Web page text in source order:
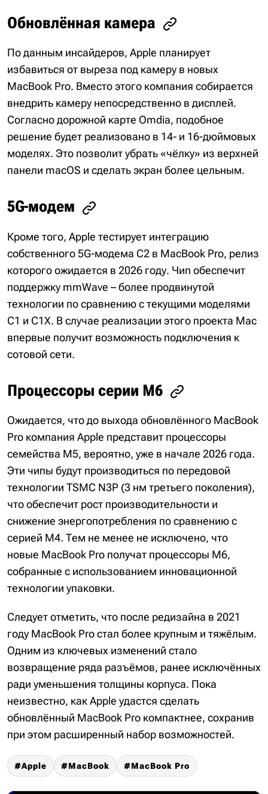
Обновлённая камера
По данным инсайдеров, Apple планирует
избавиться от выреза под камеру в новых
MacBook Pro. Вместо этого компания собирается
внедрить камеру непосредственно в дисплей.
Согласно дорожной карте Omdia, подобное
решение будет реализовано в 14- и 16-дюймовых
моделях. Это позволит убрать «чёлку» из верхней
панели macOS и сделать экран более цельным.
5G-модем
Кроме того, Apple тестирует интеграцию
собственного 5G-модема C2 в MacBook Pro, релиз
которого ожидается в 2026 году. Чип обеспечит
поддержку mmWave – более продвинутой
технологии по сравнению с текущими моделями
C1 и C1X. В случае реализации этого проекта Mac
впервые получит возможность подключения к
сотовой сети.
Процессоры серии M6
Ожидается, что до выхода обновлённого MacBook
Pro компания Apple представит процессоры
семейства M5, вероятно, уже в начале 2026 года.
Эти чипы будут производиться по передовой
технологии TSMC N3P (3 нм третьего поколения),
что обеспечит рост производительности и
снижение энергопотребления по сравнению с
серией M4. Тем не менее не исключено, что
новые MacBook Pro получат процессоры M6,
собранные с использованием инновационной
технологии упаковки.
Следует отметить, что после редизайна в 2021
году MacBook Pro стал более крупным и тяжёлым.
Одним из ключевых изменений стало
возвращение ряда разъёмов, ранее исключённых
ради уменьшения толщины корпуса. Пока
неизвестно, как Apple удастся сделать
обновлённый MacBook Pro компактнее, сохранив
при этом расширенный набор возможностей.
Apple MacBook MacBook Pro